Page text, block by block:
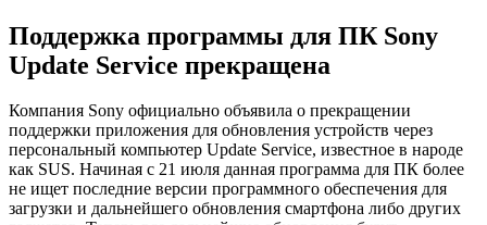
Поддержка программы для ПК Sony
Update Service прекращена
Компания Sony официально объявила о прекращении
поддержки приложения для обновления устройств через
персональный компьютер Update Service, известное в народе
как SUS. Начиная с 21 июля данная программа для ПК более
не ищет последние версии программного обеспечения для
загрузки и дальнейшего обновления смартфона либо других